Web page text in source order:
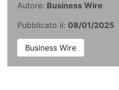
Autore: Business Wire
Pubblicato il: 08/01/2025
Business Wire